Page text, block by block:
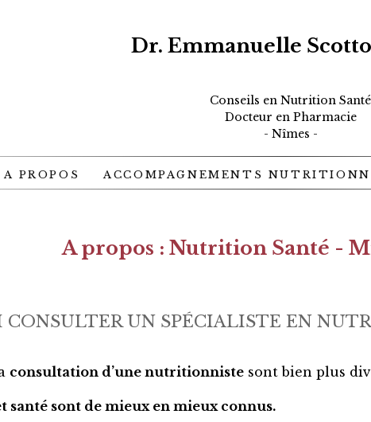
Dr. Emmanuelle
Conseils en Nutrition Santé
Docteur en Pharmacie
- Nîmes -
A PROPOS ACCOMPAGNEMENTS
A propos : Nutrition Santé -
CONSULTER UN SPÉCIALISTE EN
consultation d’une nutritionnistesont bien plus
sont de mieux en mieux connus.